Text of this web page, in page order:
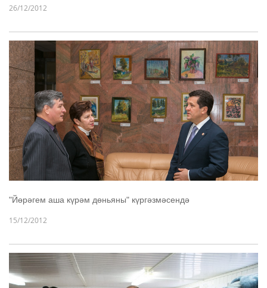
26/12/2012
"Йөрәгем аша күрәм дөньяны" күргәзмәсендә
15/12/2012